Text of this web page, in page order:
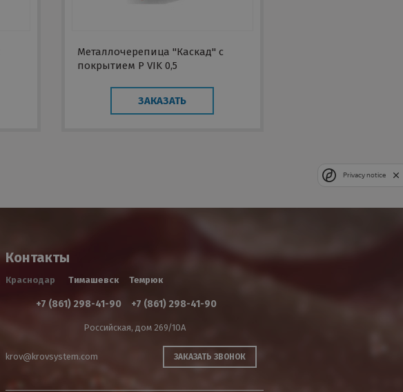
Металлочерепица "Каскад" с
покрытием P VIK 0,5
ЗАКАЗАТЬ
Контакты
Краснодар Тимашевск Темрюк
+7 (861) 298-41-90 +7 (861) 298-41-90
Российская, дом 269/10А
krov@krovsystem.com ЗАКАЗАТЬ ЗВОНОК
Privacy notice